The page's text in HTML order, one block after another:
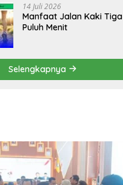
14 Juli 2026
Manfaat Jalan Kaki Tiga
Puluh Menit
Selengkapnya